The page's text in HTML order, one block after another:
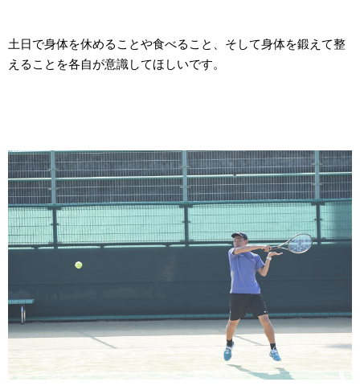
土日で身体を休めることや食べること、そして身体を鍛えて整
えることを各自が意識してほしいです。